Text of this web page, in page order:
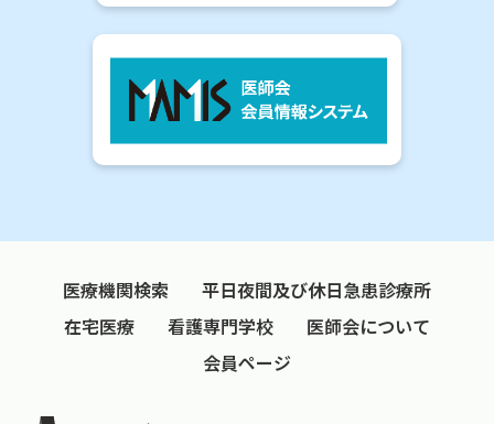
医療機関検索
平日夜間及び休日急患診療所
在宅医療
看護専門学校
医師会について
会員ページ